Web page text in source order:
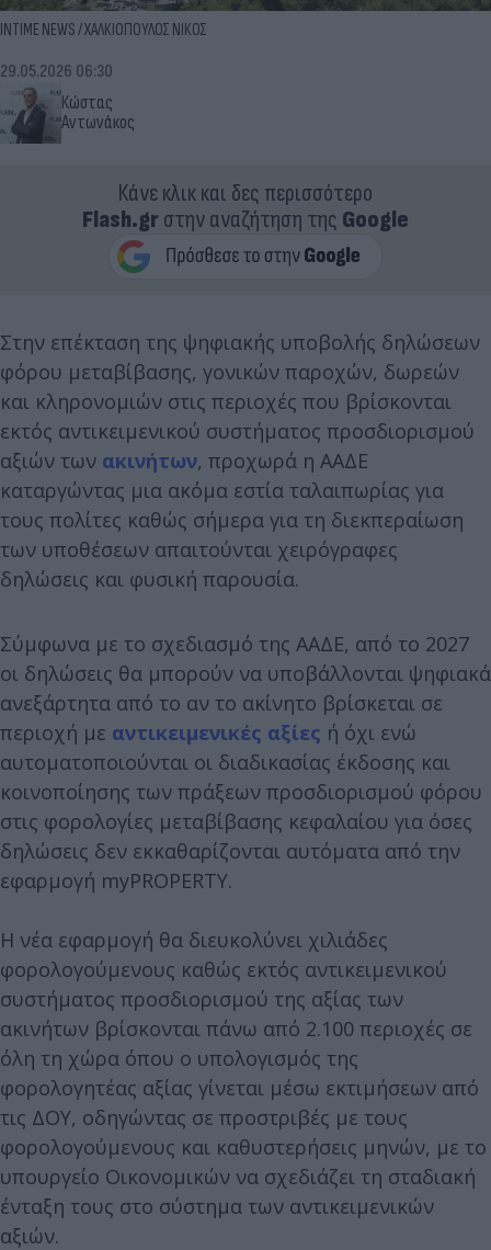
INTIME NEWS / ΧΑΛΚΙΟΠΟΥΛΟΣ ΝΙΚΟΣ
Κώστας
Αντωνάκος
29.05.2026 06:30
Κάνε κλικ και δες περισσότερο
Flash.grστην αναζήτηση της Google
Στην επέκταση της ψηφιακής υποβολής δηλώσεων
φόρου μεταβίβασης, γονικών παροχών, δωρεών
και κληρονομιών στις περιοχές που βρίσκονται
εκτός αντικειμενικού συστήματος προσδιορισμού
αξιών των ακινήτων, προχωρά η ΑΑΔΕ
καταργώντας μια ακόμα εστία ταλαιπωρίας για
τους πολίτες καθώς σήμερα για τη διεκπεραίωση
των υποθέσεων απαιτούνται χειρόγραφες
δηλώσεις και φυσική παρουσία.
Σύμφωνα με το σχεδιασμό της ΑΑΔΕ, από το 2027
οι δηλώσεις θα μπορούν να υποβάλλονται ψηφιακά
ανεξάρτητα από το αν το ακίνητο βρίσκεται σε
περιοχή με αντικειμενικές αξίες ή όχι ενώ
αυτοματοποιούνται οι διαδικασίας έκδοσης και
κοινοποίησης των πράξεων προσδιορισμού φόρου
στις φορολογίες μεταβίβασης κεφαλαίου για όσες
δηλώσεις δεν εκκαθαρίζονται αυτόματα από την
εφαρμογή myPROPERTY.
Η νέα εφαρμογή θα διευκολύνει χιλιάδες
φορολογούμενους καθώς εκτός αντικειμενικού
συστήματος προσδιορισμού της αξίας των
ακινήτων βρίσκονται πάνω από 2.100 περιοχές σε
όλη τη χώρα όπου ο υπολογισμός της
φορολογητέας αξίας γίνεται μέσω εκτιμήσεων από
τις ΔΟΥ, οδηγώντας σε προστριβές με τους
φορολογούμενους και καθυστερήσεις μηνών, με το
υπουργείο Οικονομικών να σχεδιάζει τη σταδιακή
ένταξη τους στο σύστημα των αντικειμενικών
αξιών.